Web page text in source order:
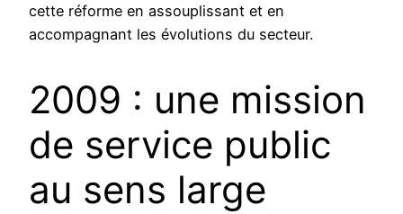
cette réforme en assouplissant et en
accompagnant les évolutions du secteur.
2009 : une mission
de service public
au sens large